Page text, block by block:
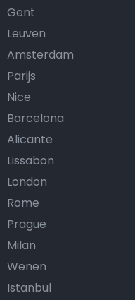
Gent
Leuven
Amsterdam
Parijs
Nice
Barcelona
Alicante
Lissabon
London
Rome
Prague
Milan
Wenen
Istanbul